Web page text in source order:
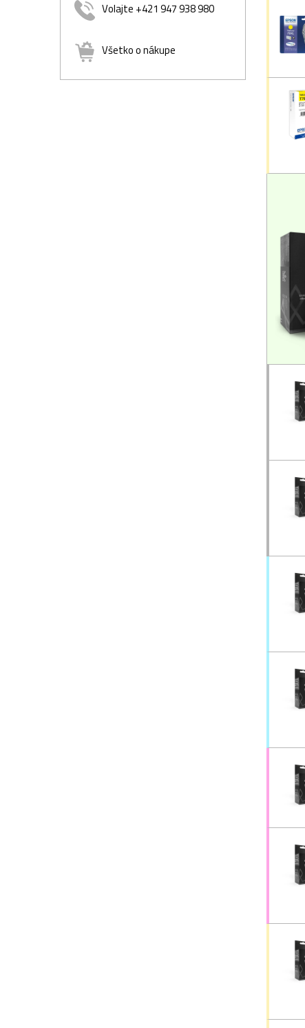
Volajte +421 947 938 980
Všetko o nákupe